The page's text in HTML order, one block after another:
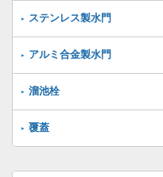
ステンレス製水門
アルミ合金製水門
溜池栓
覆蓋